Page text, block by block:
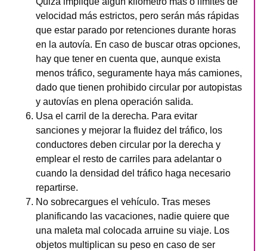
velocidad más estrictos, pero serán más rápidas
que estar parado por retenciones durante horas
en la autovía. En caso de buscar otras opciones,
hay que tener en cuenta que, aunque exista
menos tráfico, seguramente haya más camiones,
dado que tienen prohibido circular por autopistas
y autovías en plena operación salida.
Usa el carril de la derecha. Para evitar
sanciones y mejorar la fluidez del tráfico, los
conductores deben circular por la derecha y
emplear el resto de carriles para adelantar o
cuando la densidad del tráfico haga necesario
repartirse.
No sobrecargues el vehículo. Tras meses
planificando las vacaciones, nadie quiere que
una maleta mal colocada arruine su viaje. Los
objetos multiplican su peso en caso de ser